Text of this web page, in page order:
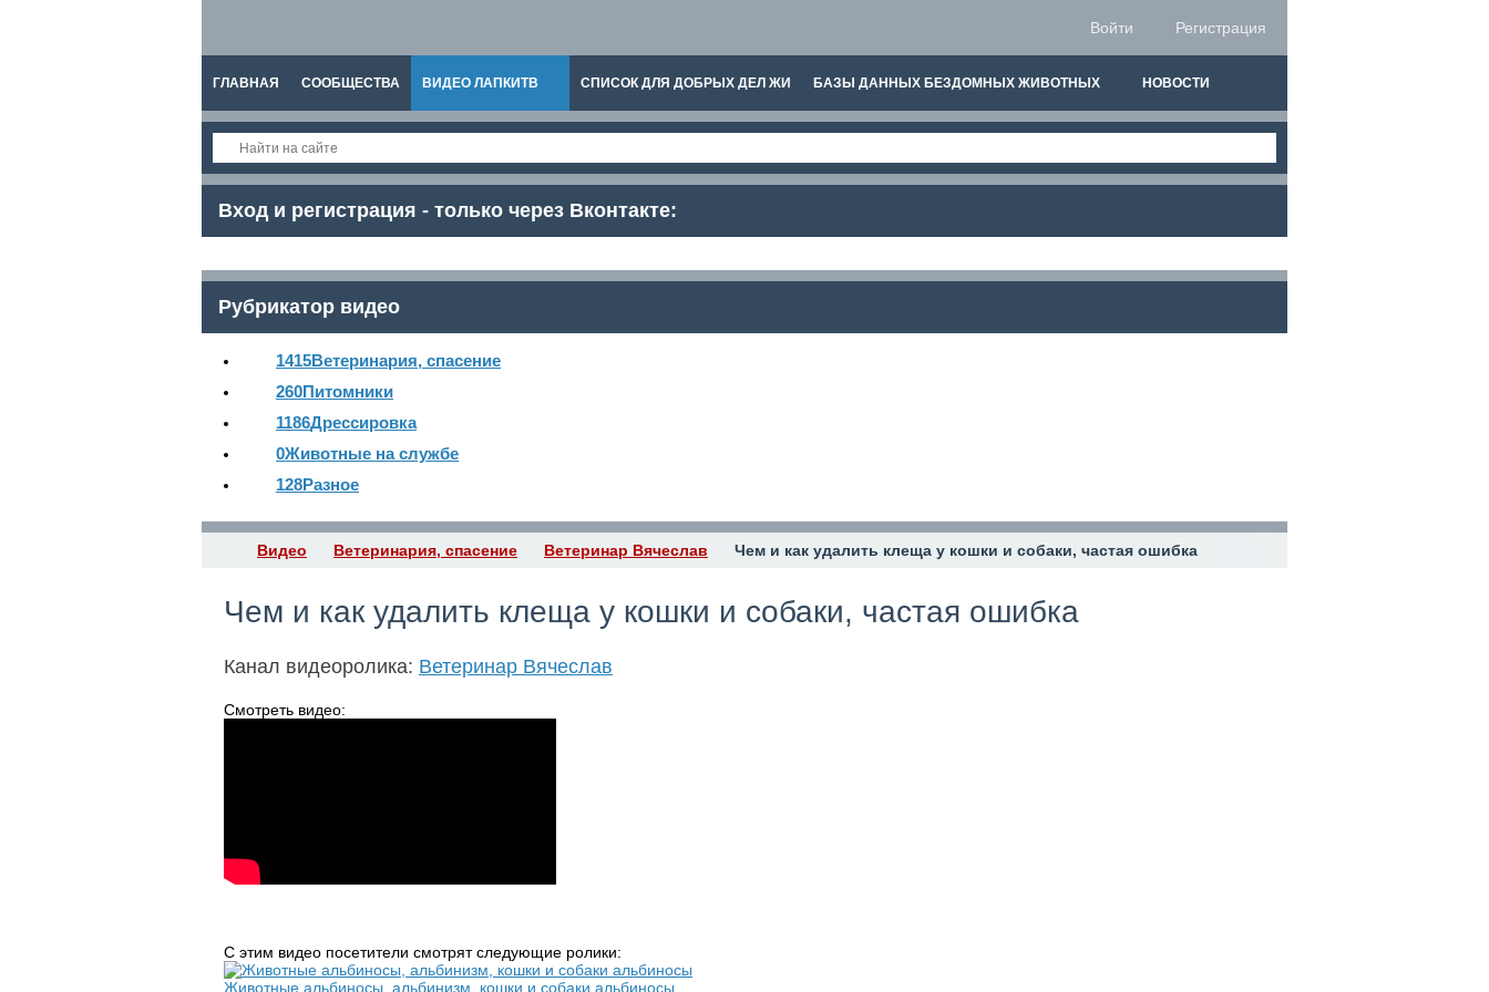
Войти Регистрация
ГЛАВНАЯ СООБЩЕСТВА ВИДЕО ЛАПКИТВ СПИСОК ДЛЯ ДОБРЫХ ДЕЛ ЖИ БАЗЫ ДАННЫХ БЕЗДОМНЫХ ЖИВОТНЫХ НОВОСТИ
СПРАВКА
Вход и регистрация - только через Вконтакте:
Рубрикатор видео
1415Ветеринария, спасение
260Питомники
1186Дрессировка
0Животные на службе
128Разное
Видео Ветеринария, спасение Ветеринар Вячеслав Чем и как удалить клеща у кошки и собаки, частая ошибка
Чем и как удалить клеща у кошки и собаки, частая ошибка
Канал видеоролика: Ветеринар Вячеслав
Смотреть видео:
С этим видео посетители смотрят следующие ролики:
Животные альбиносы, альбинизм, кошки и собаки альбиносы